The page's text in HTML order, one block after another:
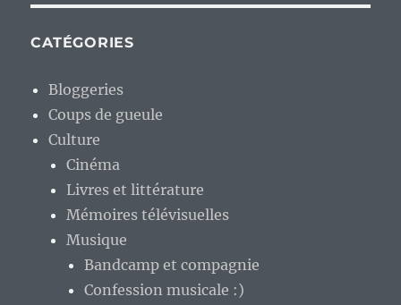
CATÉGORIES
Bloggeries
Coups de gueule
Culture
Cinéma
Livres et littérature
Mémoires télévisuelles
Musique
Bandcamp et compagnie
Confession musicale :)